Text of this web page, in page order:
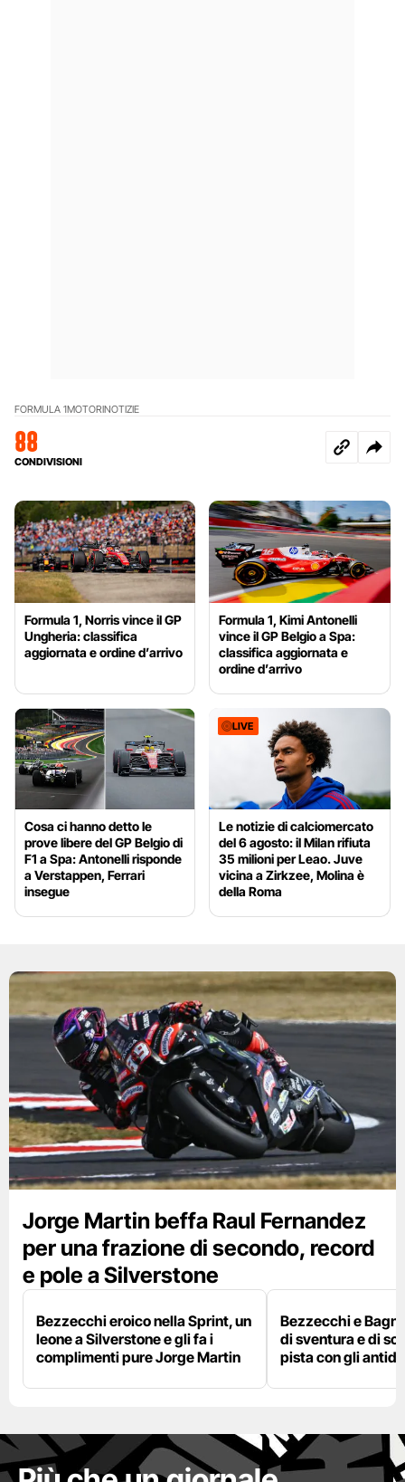
FORMULA 1MOTORINOTIZIE
88
CONDIVISIONI
Formula 1, Norris vince il GP
Ungheria: classifica
aggiornata e ordine d’arrivo
Formula 1, Kimi Antonelli
vince il GP Belgio a Spa:
classifica aggiornata e
ordine d’arrivo
Cosa ci hanno detto le
prove libere del GP Belgio di
F1 a Spa: Antonelli risponde
a Verstappen, Ferrari
insegue
LIVE
Le notizie di calciomercato
del 6 agosto: il Milan rifiuta
35 milioni per Leao. Juve
vicina a Zirkzee, Molina è
della Roma
Jorge Martin beffa Raul Fernandez
per una frazione di secondo, record
e pole a Silverstone
Bezzecchi eroico nella Sprint, un
leone a Silverstone e gli fa i
complimenti pure Jorge Martin
Bezzecchi e
di sventura e di
pista con gli